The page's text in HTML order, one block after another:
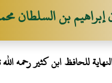
بن السلطان
للحافظ ابن كثير رحمه الله